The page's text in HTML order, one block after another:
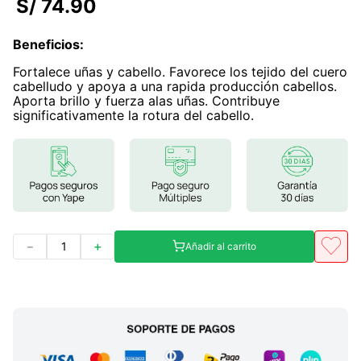
8.
magnesio
9.
stevia
10
proteina
S/ 74.90
Beneficios:
Fortalece uñas y cabello. Favorece los tejido del cuero
cabelludo y apoya a una rapida producción cabellos.
Aporta brillo y fuerza alas uñas. Contribuye
significativamente la rotura del cabello.
＋
－ Añadir al carrito